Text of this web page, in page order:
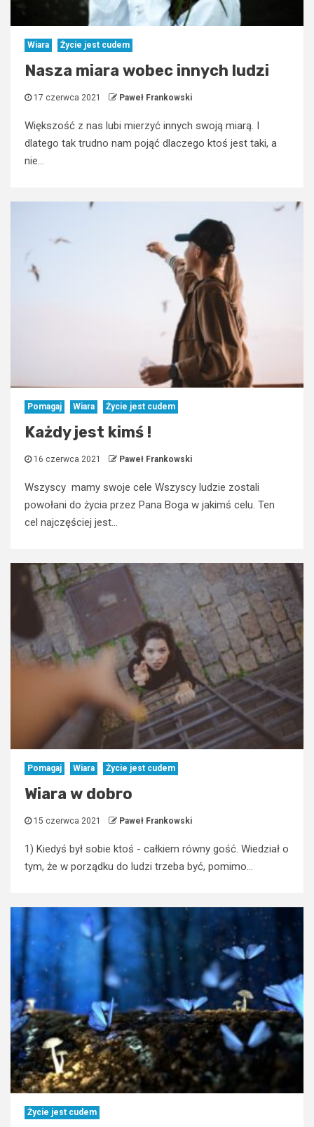
Wiara Życie jest cudem
Nasza miara wobec innych ludzi
17 czerwca 2021 Paweł Frankowski
Większość z nas lubi mierzyć innych swoją miarą. I
dlatego tak trudno nam pojąć dlaczego ktoś jest taki, a
nie...
Pomagaj Wiara Życie jest cudem
Każdy jest kimś !
16 czerwca 2021 Paweł Frankowski
Wszyscy mamy swoje cele Wszyscy ludzie zostali
powołani do życia przez Pana Boga w jakimś celu. Ten
cel najczęściej jest...
Pomagaj Wiara Życie jest cudem
Wiara w dobro
15 czerwca 2021 Paweł Frankowski
1) Kiedyś był sobie ktoś - całkiem równy gość. Wiedział o
tym, że w porządku do ludzi trzeba być, pomimo...
Życie jest cudem